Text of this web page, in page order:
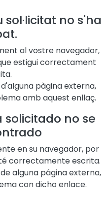
no s'ha
al vostre navegador,
estigui correctament
pàgina externa,
amb aquest enllaç.
solicitado no se
en su navegador, por
correctamente escrita.
alguna página externa,
con dicho enlace.